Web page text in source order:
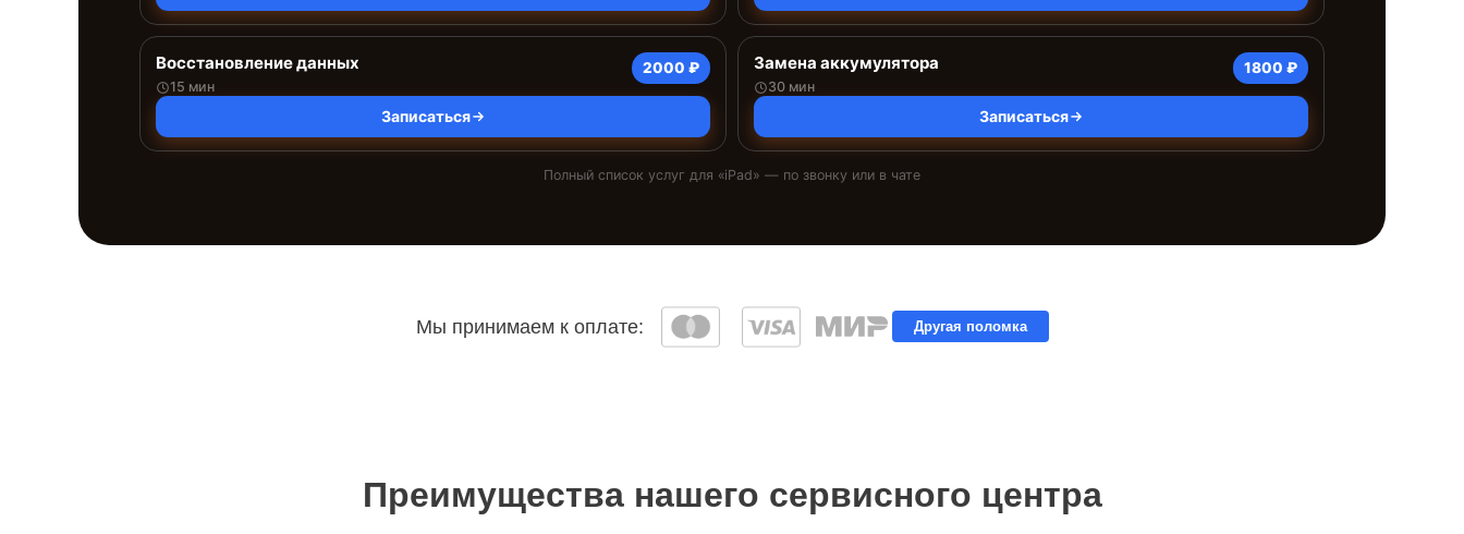
Восстановление данных
15 мин
2000 ₽
Записаться
Замена аккумулятора
30 мин
1800 ₽
Записаться
Полный список услуг для «iPad» — по звонку или в чате
Мы принимаем к оплате: Другая поломка
Преимущества нашего сервисного центра